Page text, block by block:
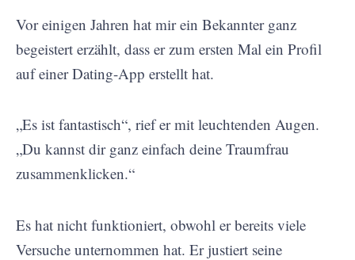
Vor einigen Jahren hat mir ein Bekannter ganz
begeistert erzählt, dass er zum ersten Mal ein Profil
auf einer Dating-App erstellt hat.
„Es ist fantastisch“, rief er mit leuchtenden Augen.
„Du kannst dir ganz einfach deine Traumfrau
zusammenklicken.“
Es hat nicht funktioniert, obwohl er bereits viele
Versuche unternommen hat. Er justiert seine